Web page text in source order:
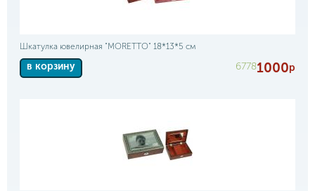
Шкатулка ювелирная "MORETTO" 18*13*5 см
в корзину 67781000р